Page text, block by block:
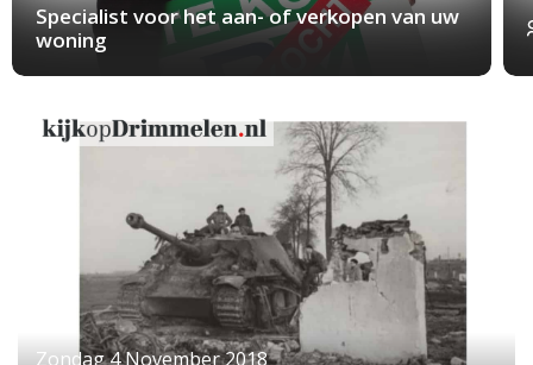
Specialist voor het aan- of verkopen van uw
woning
Zondag 4 November 2018